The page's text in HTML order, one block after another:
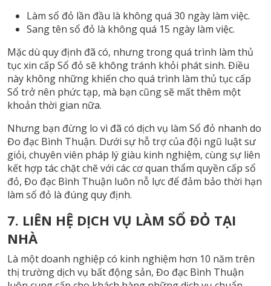
Làm sổ đỏ lần đầu là không quá 30 ngày làm việc.
Sang tên sổ đỏ là không quá 15 ngày làm việc.
Mặc dù quy định đã có, nhưng trong quá trình làm thủ
tục xin cấp Sổ đỏ sẽ không tránh khỏi phát sinh. Điều
này không những khiến cho quá trình làm thủ tục cấp
Sổ trở nên phức tạp, mà bạn cũng sẽ mất thêm một
khoản thời gian nữa.
Nhưng bạn đừng lo vì đã có dịch vụ làm Sổ đỏ nhanh do
Đo đạc Bình Thuận. Dưới sự hỗ trợ của đội ngũ luật sư
giỏi, chuyên viên pháp lý giàu kinh nghiệm, cùng sự liên
kết hợp tác chặt chẽ với các cơ quan thẩm quyền cấp sổ
đỏ, Đo đạc Bình Thuận luôn nỗ lực để đảm bảo thời hạn
làm sổ đỏ là đúng quy định.
7. LIÊN HỆ DỊCH VỤ LÀM SỔ ĐỎ TẠI
NHÀ
Là một doanh nghiệp có kinh nghiệm hơn 10 năm trên
thị trường dịch vụ bất động sản, Đo đạc Bình Thuận